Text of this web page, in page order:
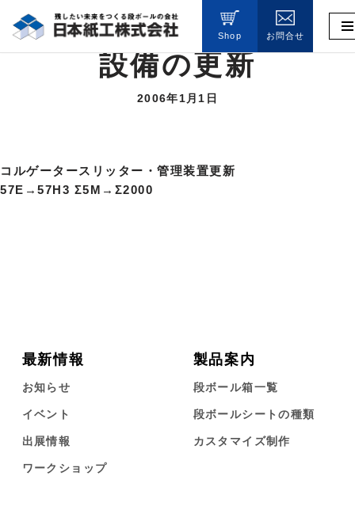
コ
キ
ッ
Shop お問合せ
設備の更新
2006年1月1日
コルゲータースリッター・管理装置更新
57E→57H3 Σ5M→Σ2000
最新情報
お知らせ
イベント
出展情報
ワークショップ
製品案内
段ボール箱一覧
段ボールシートの種類
カスタマイズ制作